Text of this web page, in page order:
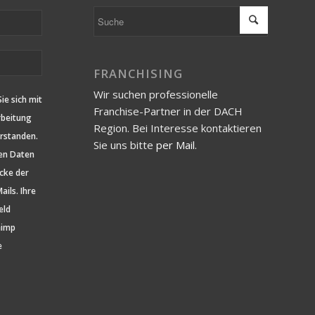
sich mit
Daten
der
Ihre
FRANCHISING
Wir suchen professionelle
Franchise-Partner in der DACH
Region. Bei Interesse kontaktieren
Sie uns bitte per Mail.